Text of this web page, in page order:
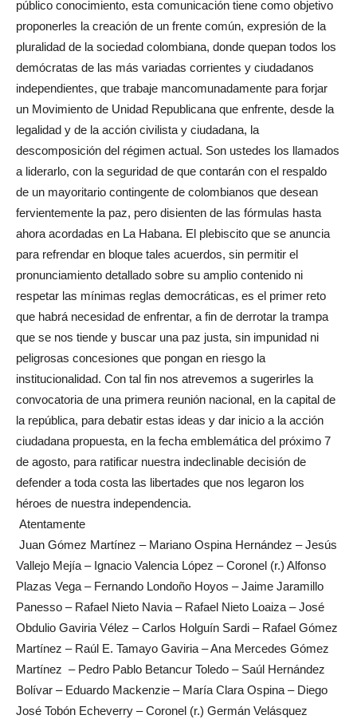
público conocimiento, esta comunicación tiene como objetivo
proponerles la creación de un frente común, expresión de la
pluralidad de la sociedad colombiana, donde quepan todos los
demócratas de las más variadas corrientes y ciudadanos
independientes, que trabaje mancomunadamente para forjar
un Movimiento de Unidad Republicana que enfrente, desde la
legalidad y de la acción civilista y ciudadana, la
descomposición del régimen actual. Son ustedes los llamados
a liderarlo, con la seguridad de que contarán con el respaldo
de un mayoritario contingente de colombianos que desean
fervientemente la paz, pero disienten de las fórmulas hasta
ahora acordadas en La Habana. El plebiscito que se anuncia
para refrendar en bloque tales acuerdos, sin permitir el
pronunciamiento detallado sobre su amplio contenido ni
respetar las mínimas reglas democráticas, es el primer reto
que habrá necesidad de enfrentar, a fin de derrotar la trampa
que se nos tiende y buscar una paz justa, sin impunidad ni
peligrosas concesiones que pongan en riesgo la
institucionalidad. Con tal fin nos atrevemos a sugerirles la
convocatoria de una primera reunión nacional, en la capital de
la república, para debatir estas ideas y dar inicio a la acción
ciudadana propuesta, en la fecha emblemática del próximo 7
de agosto, para ratificar nuestra indeclinable decisión de
defender a toda costa las libertades que nos legaron los
héroes de nuestra independencia.
Atentamente
Juan Gómez Martínez – Mariano Ospina Hernández – Jesús
Vallejo Mejía – Ignacio Valencia López – Coronel (r.) Alfonso
Plazas Vega – Fernando Londoño Hoyos – Jaime Jaramillo
Panesso – Rafael Nieto Navia – Rafael Nieto Loaiza – José
Obdulio Gaviria Vélez – Carlos Holguín Sardi – Rafael Gómez
Martínez – Raúl E. Tamayo Gaviria – Ana Mercedes Gómez
Martínez – Pedro Pablo Betancur Toledo – Saúl Hernández
Bolívar – Eduardo Mackenzie – María Clara Ospina – Diego
José Tobón Echeverry – Coronel (r.) Germán Velásquez